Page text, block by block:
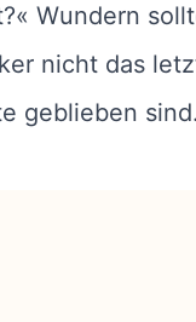
Wundern
nicht das
geblieben